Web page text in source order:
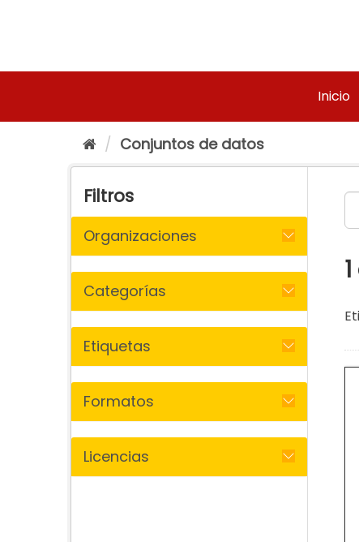
Inicio
Conjuntos de datos
Filtros
Organizaciones
Categorías
Etiquetas
Formatos
Licencias